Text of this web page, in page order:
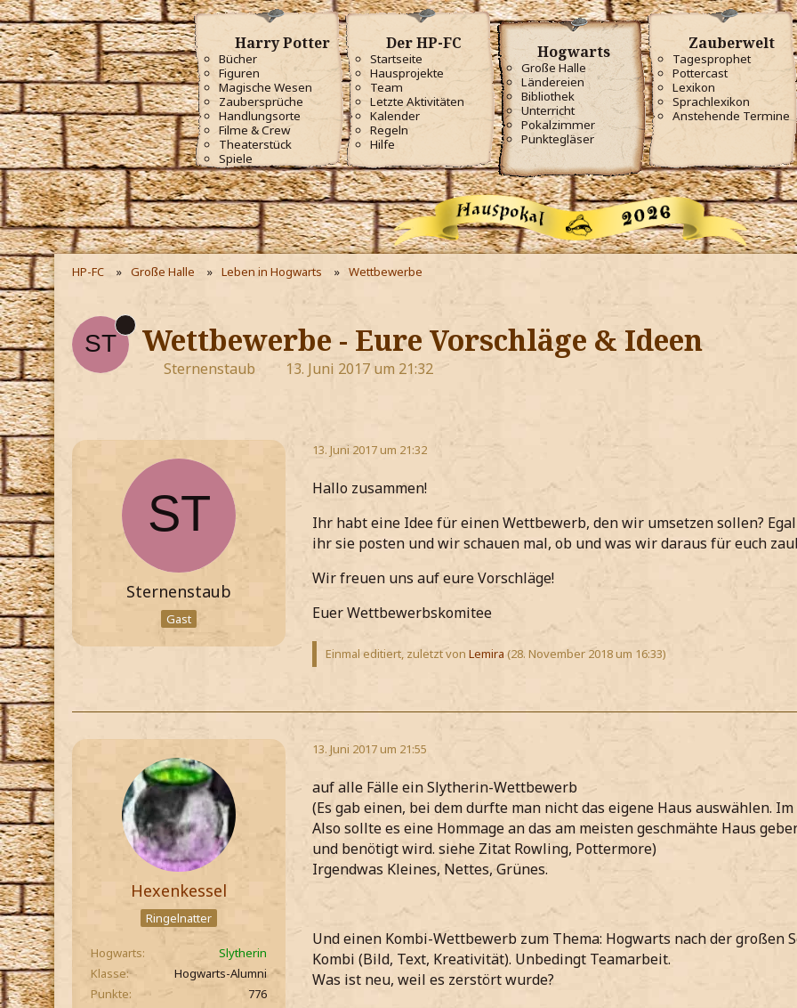
Harry Potter
Bücher
Figuren
Magische Wesen
Zaubersprüche
Handlungsorte
Filme & Crew
Theaterstück
Spiele
Der HP-FC
Startseite
Hausprojekte
Team
Letzte Aktivitäten
Kalender
Regeln
Hilfe
Hogwarts
Große Halle
Ländereien
Bibliothek
Unterricht
Pokalzimmer
Punktegläser
Zauberwelt
Tagesprophet
Pottercast
Lexikon
Sprachlexikon
Anstehende Termine
HP-FC Große Halle Leben in Hogwarts Wettbewerbe
Wettbewerbe - Eure Vorschläge & Ideen
Sternenstaub 13. Juni 2017 um 21:32
Sternenstaub
Gast
13. Juni 2017 um 21:32
Hallo zusammen!
Ihr habt eine Idee für einen Wettbewerb, den wir umsetzen sollen?
ihr sie posten und wir schauen mal, ob und was wir daraus für euch
Wir freuen uns auf eure Vorschläge!
Euer Wettbewerbskomitee
Einmal editiert, zuletzt von Lemira (28. November 2018 um 16:33)
Hexenkessel
Ringelnatter
Hogwarts
Slytherin
Klasse
Hogwarts-Alumni
Punkte
776
13. Juni 2017 um 21:55
auf alle Fälle ein Slytherin-Wettbewerb
(Es gab einen, bei dem durfte man nicht das eigene Haus auswählen.
Also sollte es eine Hommage an das am meisten geschmähte Haus
und benötigt wird. siehe Zitat Rowling, Pottermore)
Irgendwas Kleines, Nettes, Grünes.
Und einen Kombi-Wettbewerb zum Thema: Hogwarts nach der großen
Kombi (Bild, Text, Kreativität). Unbedingt Teamarbeit.
Was ist neu, weil es zerstört wurde?